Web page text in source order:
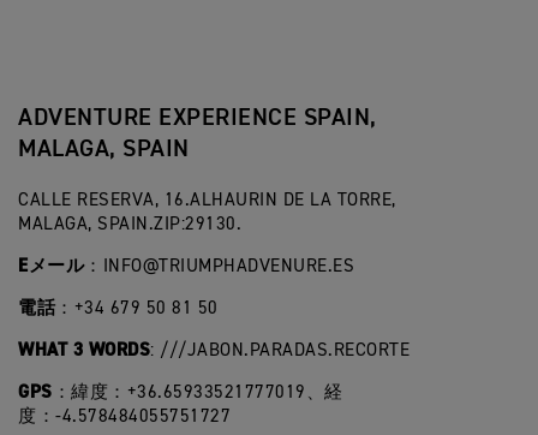
ADVENTURE EXPERIENCE SPAIN,
MALAGA, SPAIN
CALLE RESERVA, 16.ALHAURIN DE LA TORRE,
MALAGA, SPAIN.ZIP:29130.
Eメール： INFO@TRIUMPHADVENURE.ES
電話 ：+34 679 50 81 50
WHAT 3 WORDS: ///JABON.PARADAS.RECORTE
GPS ：緯度：+36.65933521777019、経
度：-4.578484055751727